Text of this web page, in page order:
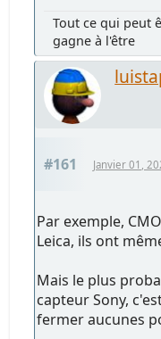
Tout ce qui peut
gagne à l'être
#161 Janvier 01,
Par exemple,
Leica, ils ont
Mais le plus
capteur Sony,
fermer aucunes